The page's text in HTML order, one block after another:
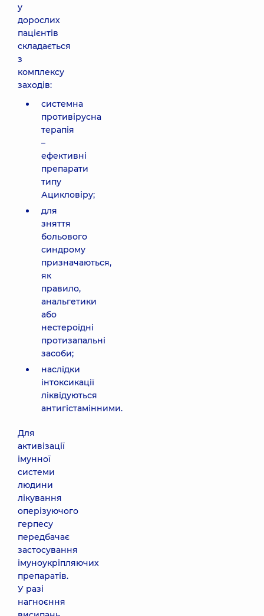
у
дорослих
пацієнтів
складається
з
комплексу
заходів:
системна
противірусна
терапія
–
ефективні
препарати
типу
Ацикловіру;
для
зняття
больового
синдрому
призначаються,
як
правило,
анальгетики
або
нестероїдні
протизапальні
засоби;
наслідки
інтоксикації
ліквідуються
антигістамінними.
Для
активізації
імунної
системи
людини
лікування
оперізуючого
герпесу
передбачає
застосування
імуноукріпляючих
препаратів.
У разі
нагноєння